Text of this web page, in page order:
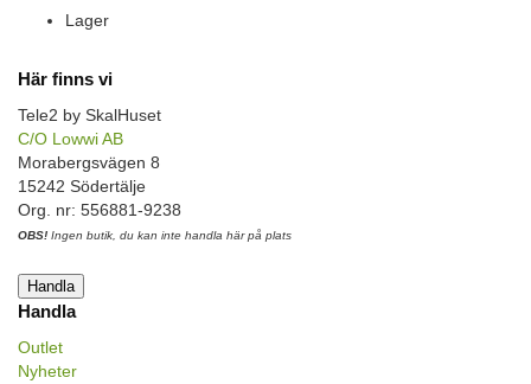
Lager
Här finns vi
Tele2 by SkalHuset
C/O Lowwi AB
Morabergsvägen 8
15242 Södertälje
Org. nr: 556881-9238
OBS! Ingen butik, du kan inte handla här på plats
Handla
Handla
Outlet
Nyheter